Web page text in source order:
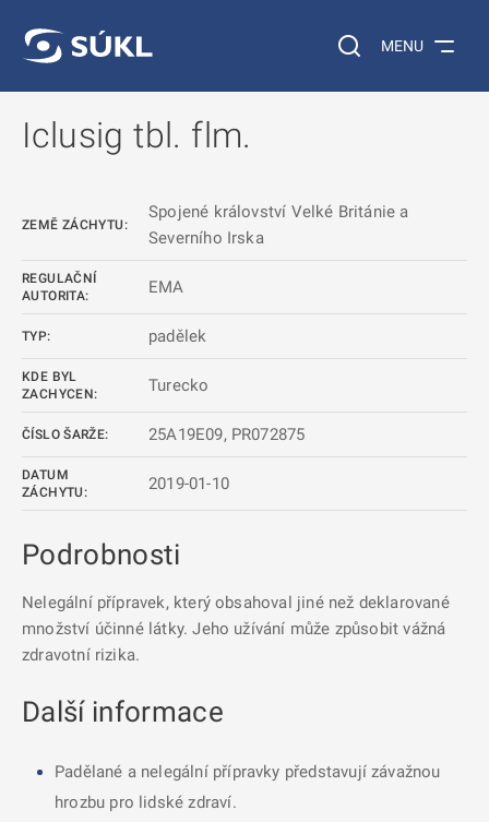
Vyhledávání na
MENU
Iclusig tbl. flm.
ZEMĚ ZÁCHYTU:
Spojené království Velké Británie a
Severního Irska
REGULAČNÍ
AUTORITA:
EMA
TYP: padělek
KDE BYL
ZACHYCEN:
Turecko
ČÍSLO ŠARŽE: 25A19E09, PR072875
DATUM
ZÁCHYTU:
2019-01-10
Podrobnosti
Nelegální přípravek, který obsahoval jiné než deklarované
množství účinné látky. Jeho užívání může způsobit vážná
zdravotní rizika.
Další informace
Padělané a nelegální přípravky představují závažnou
hrozbu pro lidské zdraví.